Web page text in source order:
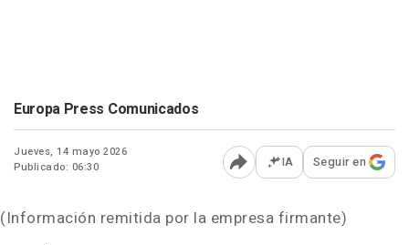
Europa Press Comunicados
Jueves, 14 mayo 2026
Publicado: 06:30
Abrir opciones para
IA Seguir en
(Información remitida por la empresa firmante)